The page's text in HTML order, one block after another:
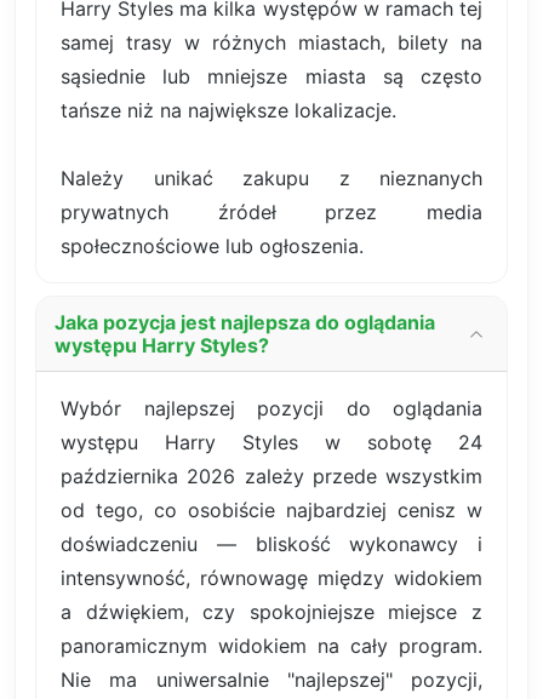
Harry Styles ma kilka występów w ramach tej
samej trasy w różnych miastach, bilety na
sąsiednie lub mniejsze miasta są często
tańsze niż na największe lokalizacje.
Należy unikać zakupu z nieznanych
prywatnych źródeł przez media
społecznościowe lub ogłoszenia.
Jaka pozycja jest najlepsza do oglądania
występu Harry Styles?
Wybór najlepszej pozycji do oglądania
występu Harry Styles w sobotę 24
października 2026 zależy przede wszystkim
od tego, co osobiście najbardziej cenisz w
doświadczeniu — bliskość wykonawcy i
intensywność, równowagę między widokiem
a dźwiękiem, czy spokojniejsze miejsce z
panoramicznym widokiem na cały program.
Nie ma uniwersalnie "najlepszej" pozycji,